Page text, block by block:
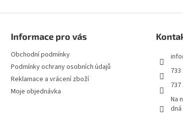
Informace pro vás
Obchodní podmínky
Podmínky ochrany osobních údajů
Reklamace a vrácení zboží
Moje objednávka
info
733
737
Na